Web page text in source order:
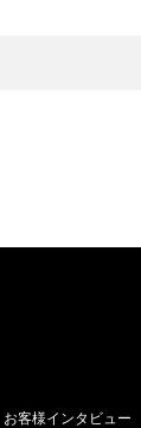
お客様インタビュー